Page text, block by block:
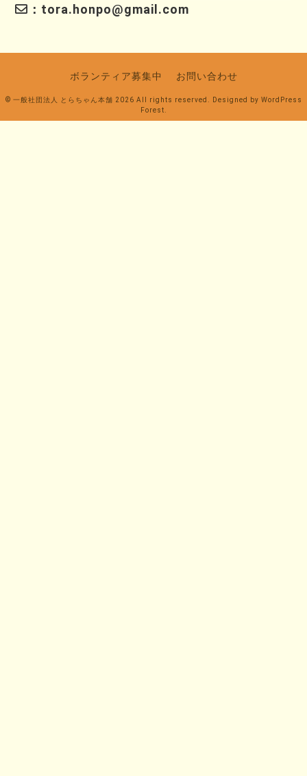
：tora.honpo@gmail.com
ボランティア募集中 お問い合わせ
© 一般社団法人 とらちゃん本舗 2026 All rights reserved. Designed by WordPress
Forest